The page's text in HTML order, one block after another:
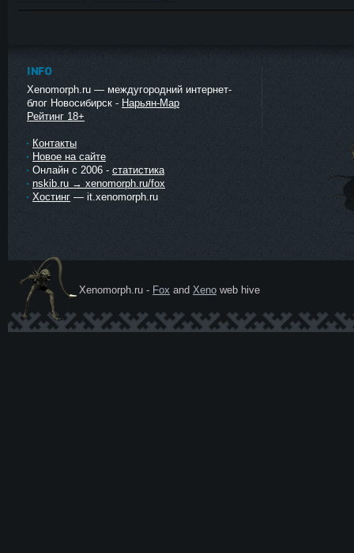
INFO
Xenomorph.ru — междугородний интернет-
блог Новосибирск - Нарьян-Мар
Рейтинг 18+
Контакты
Новое на сайте
Онлайн с 2006 - статистика
nskib.ru → xenomorph.ru/fox
Хостинг — it.xenomorph.ru
Ксеномо
Xenomorph.ru - Fox and Xeno web hive